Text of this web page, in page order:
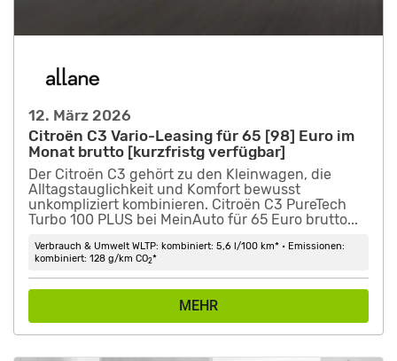
12. März 2026
Citroën C3 Vario-Leasing für 65 [98] Euro im
Monat brutto [kurzfristg verfügbar]
Der Citroën C3 gehört zu den Kleinwagen, die
Alltagstauglichkeit und Komfort bewusst
unkompliziert kombinieren. Citroën C3 PureTech
Turbo 100 PLUS bei MeinAuto für 65 Euro brutto...
Verbrauch & Umwelt WLTP: kombiniert: 5,6 l/100 km* • Emissionen:
kombiniert: 128 g/km CO2*
MEHR